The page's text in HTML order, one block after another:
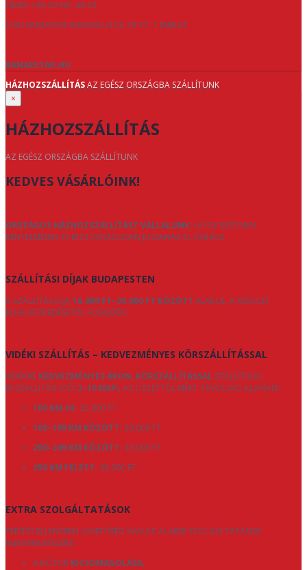
TÍMEA +36 20 561 46 33
1047 BUDAPEST BAROSS UTCA 75-77. 1 EMELET
KANAPETAR.HU
HÁZHOZSZÁLLÍTÁSAZ EGÉSZ ORSZÁGBA SZÁLLÍTUNK
×
HÁZHOZSZÁLLÍTÁS
AZ EGÉSZ ORSZÁGBA SZÁLLÍTUNK
KEDVES VÁSÁRLÓINK!
ORSZÁGOS HÁZHOZSZÁLLÍTÁST VÁLLALUNK, HOGY BÚTORAI
KÉNYELMESEN ÉS BIZTONSÁGOSAN JUSSANAK EL ÖNHÖZ.
SZÁLLÍTÁSI DÍJAK BUDAPESTEN
A SZÁLLÍTÁS DÍJA16.000 FT–30.000 FT KÖZÖTT ALAKUL, A KERÜLET
ELHELYEZKEDÉSÉTŐL FÜGGŐEN.
VIDÉKI SZÁLLÍTÁS – KEDVEZMÉNYES KÖRSZÁLLÍTÁSSAL
VIDÉKRE KEDVEZMÉNYES ÁRON, KÖRSZÁLLÍTÁSSAL SZÁLLÍTUNK
(KISZÁLLÍTÁSI IDŐ: 2–10 NAP), AZ ÜZLETTŐL MÉRT TÁVOLSÁG ALAPJÁN:
100 KM-IG: 32.000 FT
100–199 KM KÖZÖTT: 39.000 FT
200–249 KM KÖZÖTT: 43.000 FT
250 KM FELETT: 48.000 FT
EXTRA SZOLGÁLTATÁSOK
TÉRÍTÉS ELLENÉBEN LEHETŐSÉG VAN AZ ALÁBBI SZOLGÁLTATÁSOK
IGÉNYBEVÉTELÉRE:
A BÚTOR KICSOMAGOLÁSA,